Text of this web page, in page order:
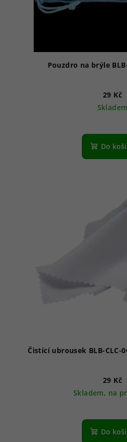
Pouzdro na brýle
29 Kč
Skladem
Do
Čistící ubrousek BLB-CLC-
29 Kč
Skladem, na
Do